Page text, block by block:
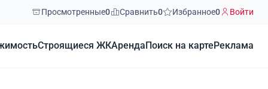
Просмотренные0 Сравнить0 Избранное0 Войти
Строящиеся ЖКАренда Поиск на карте Реклама